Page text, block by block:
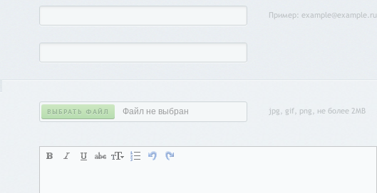
Пример: example@example.ru
ВЫБРАТЬ ФАЙЛ Файл не выбран jpg, gif, png, не более 2MB